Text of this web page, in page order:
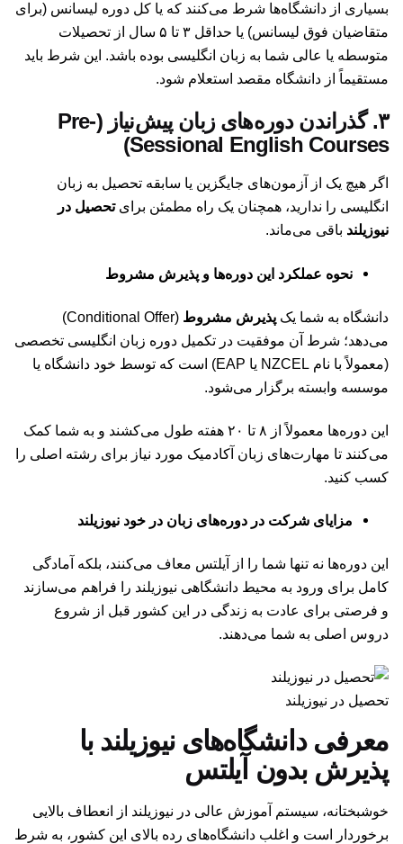
بسیاری از دانشگاه‌ها شرط می‌کنند که یا کل دوره لیسانس (برای
متقاضیان فوق لیسانس) یا حداقل ۳ تا ۵ سال از تحصیلات
متوسطه یا عالی شما به زبان انگلیسی بوده باشد. این شرط باید
مستقیماً از دانشگاه مقصد استعلام شود.
۳. گذراندن دوره‌های زبان پیش‌نیاز (Pre-
Sessional English Courses)
اگر هیچ یک از آزمون‌های جایگزین یا سابقه تحصیل به زبان
انگلیسی را ندارید، همچنان یک راه مطمئن برایتحصیل در
نیوزیلند باقی می‌ماند.
نحوه عملکرد این دوره‌ها و پذیرش مشروط
دانشگاه به شما یک پذیرش مشروط
(Conditional Offer)
می‌دهد؛ شرط آن موفقیت در تکمیل دوره زبان انگلیسی تخصصی
(معمولاً با نام NZCEL یا EAP) است که توسط خود دانشگاه یا
موسسه وابسته برگزار می‌شود.
این دوره‌ها معمولاً از ۸ تا ۲۰ هفته طول می‌کشند و به شما کمک
می‌کنند تا مهارت‌های زبان آکادمیک مورد نیاز برای رشته اصلی را
کسب کنید.
مزایای شرکت در دوره‌های زبان در خود نیوزیلند
این دوره‌ها نه تنها شما را از آیلتس معاف می‌کنند، بلکه آمادگی
کامل برای ورود به محیط دانشگاهی نیوزیلند را فراهم می‌سازند
و فرصتی برای عادت به زندگی در این کشور قبل از شروع
دروس اصلی به شما می‌دهند.
تحصیل در نیوزیلند
معرفی دانشگاه‌های نیوزیلند با
پذیرش بدون آیلتس
خوشبختانه، سیستم آموزش عالی در نیوزیلند از انعطاف بالایی
برخوردار است و اغلب دانشگاه‌های رده بالای این کشور، به شرط